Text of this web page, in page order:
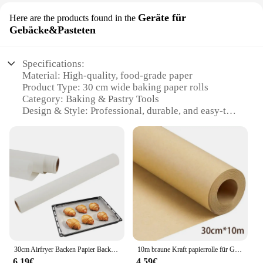
Here are the products found in the Geräte für
Gebäcke&Pasteten
Specifications:
Material: High-quality, food-grade paper
Product Type: 30 cm wide baking paper rolls
Category: Baking & Pastry Tools
Design & Style: Professional, durable, and easy-to-
Usage & Purpose: Ideal for baking, cooking, and
Performance & Property: Non-stick, heat-resistant
up to 220°C (428°F)
Parts & Accessories: Comes in a convenient roll
format for easy storage and use
Features:
**Efficient Baking Essentials**
Our 30 cm wide baking paper rolls are a must-have
for any professional or home baker. Made from
30cm Airfryer Backen Papier Backen Papier Küche Zubehör Papers küche Artikel Backen Papier Und Kochen Butter Papier 10m braune Kraft papierrolle für Geschenk verpackung bewegliche Verpackung Kunst handwerk biologisch abbaubares Geschenk papier dicke Verpackungs verpackung